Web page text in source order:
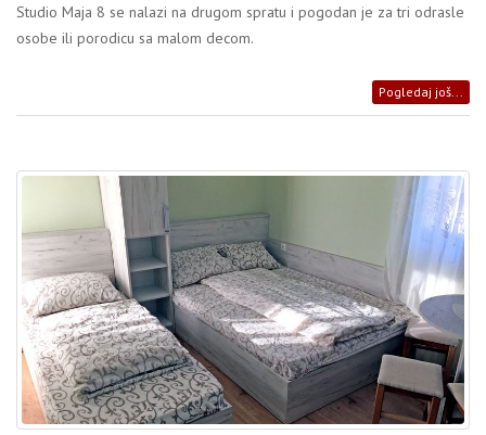
Studio Maja 8 se nalazi na drugom spratu i pogodan je za tri odrasle
osobe ili porodicu sa malom decom.
Pogledaj još...